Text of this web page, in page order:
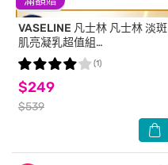
VASELINE 凡士林 凡士林 淡斑
肌亮凝乳超值組
(300ML+70ML)-2026
$249
$539
(1)